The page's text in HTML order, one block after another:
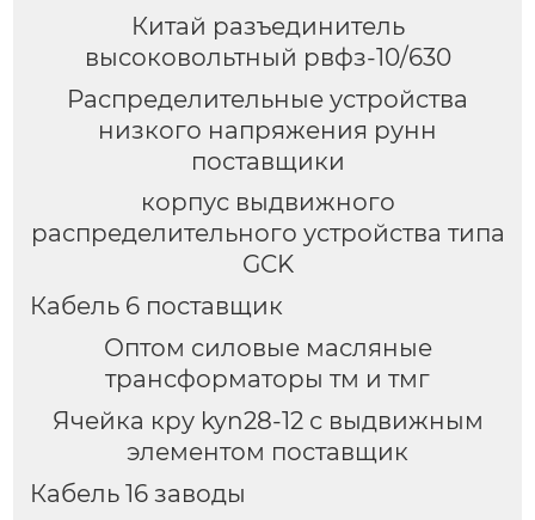
Китай разъединитель
высоковольтный рвфз-10/630
Распределительные устройства
низкого напряжения рунн
поставщики
корпус выдвижного
распределительного устройства типа
GCK
Кабель 6 поставщик
Оптом силовые масляные
трансформаторы тм и тмг
Ячейка кру kyn28-12 с выдвижным
элементом поставщик
Кабель 16 заводы